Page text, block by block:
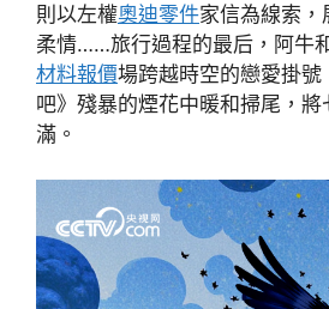
則以左權奧迪零件家信為線索，
柔情……旅行過程的最后，阿牛
材料報價場跨越時空的戀愛掛號
吧》殘暴的煙花中暖和掃尾，
滿。